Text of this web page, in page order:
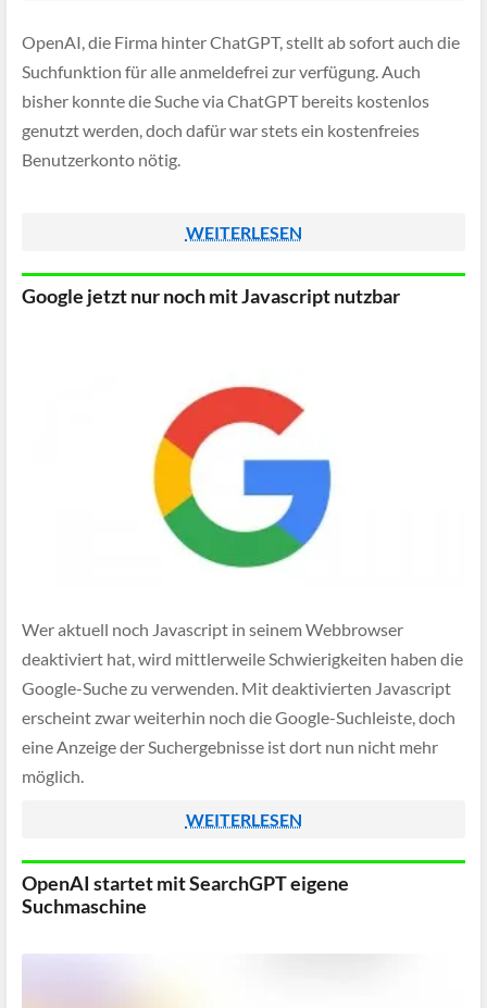
OpenAI, die Firma hinter ChatGPT, stellt ab sofort auch die
Suchfunktion für alle anmeldefrei zur verfügung. Auch
bisher konnte die Suche via ChatGPT bereits kostenlos
genutzt werden, doch dafür war stets ein kostenfreies
Benutzerkonto nötig.
WEITERLESEN
Google jetzt nur noch mit Javascript nutzbar
Wer aktuell noch Javascript in seinem Webbrowser
deaktiviert hat, wird mittlerweile Schwierigkeiten haben die
Google-Suche zu verwenden. Mit deaktivierten Javascript
erscheint zwar weiterhin noch die Google-Suchleiste, doch
eine Anzeige der Suchergebnisse ist dort nun nicht mehr
möglich.
WEITERLESEN
OpenAI startet mit SearchGPT eigene
Suchmaschine